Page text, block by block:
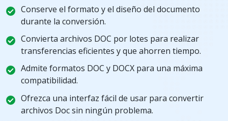
Conserve el formato y el diseño del documento
durante la conversión.
Convierta archivos DOC por lotes para realizar
transferencias eficientes y que ahorren tiempo.
Admite formatos DOC y DOCX para una máxima
compatibilidad.
Ofrezca una interfaz fácil de usar para convertir
archivos Doc sin ningún problema.